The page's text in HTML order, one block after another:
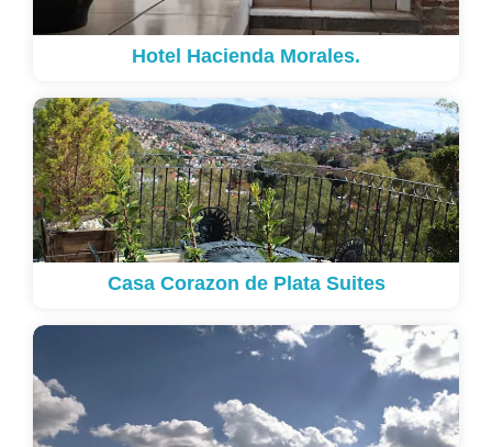
Hotel Hacienda Morales.
Casa Corazon de Plata Suites